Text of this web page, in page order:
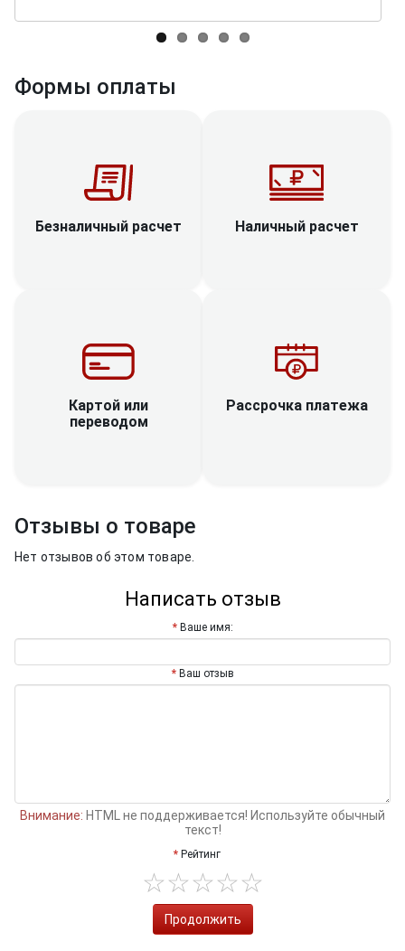
Формы оплаты
Безналичный расчет Наличный расчет
Картой или
переводом
Рассрочка платежа
Отзывы о товаре
Нет отзывов об этом товаре.
Написать отзыв
Ваше имя:
Ваш отзыв
Внимание: HTML не поддерживается! Используйте обычный
текст!
Рейтинг
Продолжить